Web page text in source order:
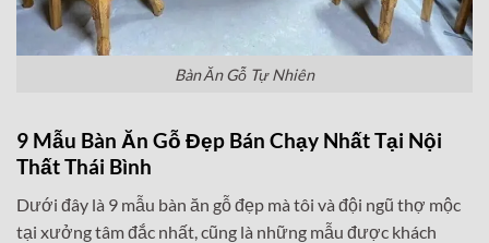
Bàn Ăn Gỗ Tự Nhiên
9 Mẫu Bàn Ăn Gỗ Đẹp Bán Chạy Nhất Tại Nội
Thất Thái Bình
Dưới đây là 9 mẫu bàn ăn gỗ đẹp mà tôi và đội ngũ thợ mộc
tại xưởng tâm đắc nhất, cũng là những mẫu được khách